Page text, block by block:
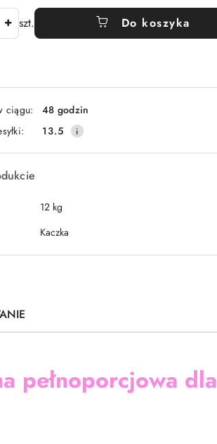
szt. Do koszyka
ciągu:
48 godzin
13.5
12 kg
Kaczka
pełnoporcjowa dla